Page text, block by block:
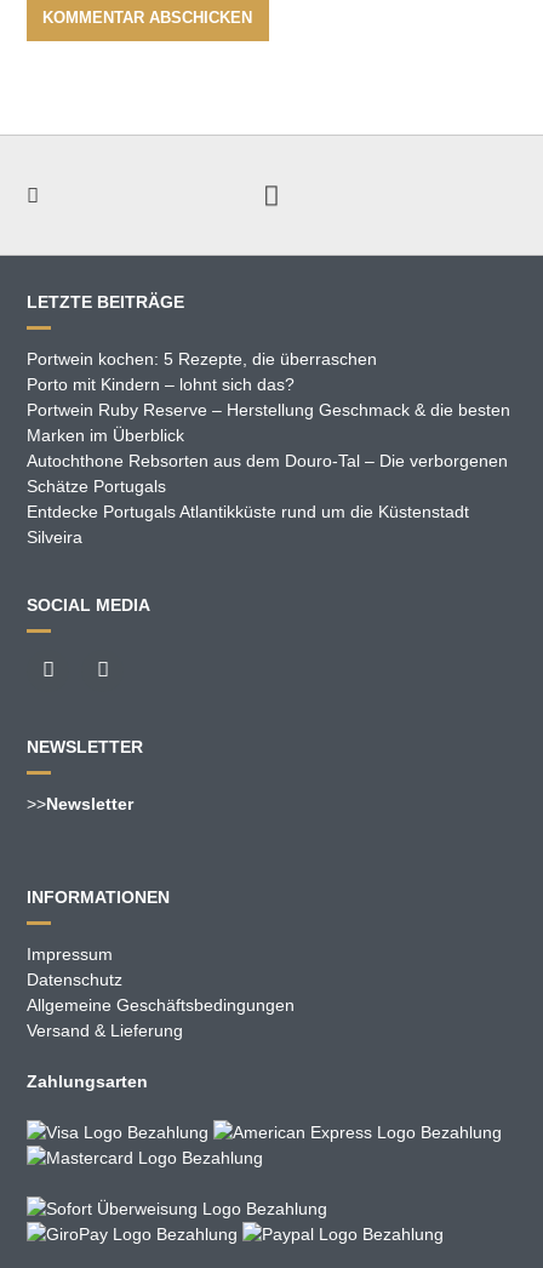
LETZTE BEITRÄGE
Portwein kochen: 5 Rezepte, die überraschen
Porto mit Kindern – lohnt sich das?
Portwein Ruby Reserve – Herstellung Geschmack & die besten
Marken im Überblick
Autochthone Rebsorten aus dem Douro-Tal – Die verborgenen
Schätze Portugals
Entdecke Portugals Atlantikküste rund um die Küstenstadt
Silveira
SOCIAL MEDIA
NEWSLETTER
>>Newsletter
INFORMATIONEN
Impressum
Datenschutz
Allgemeine Geschäftsbedingungen
Versand & Lieferung
Zahlungsarten